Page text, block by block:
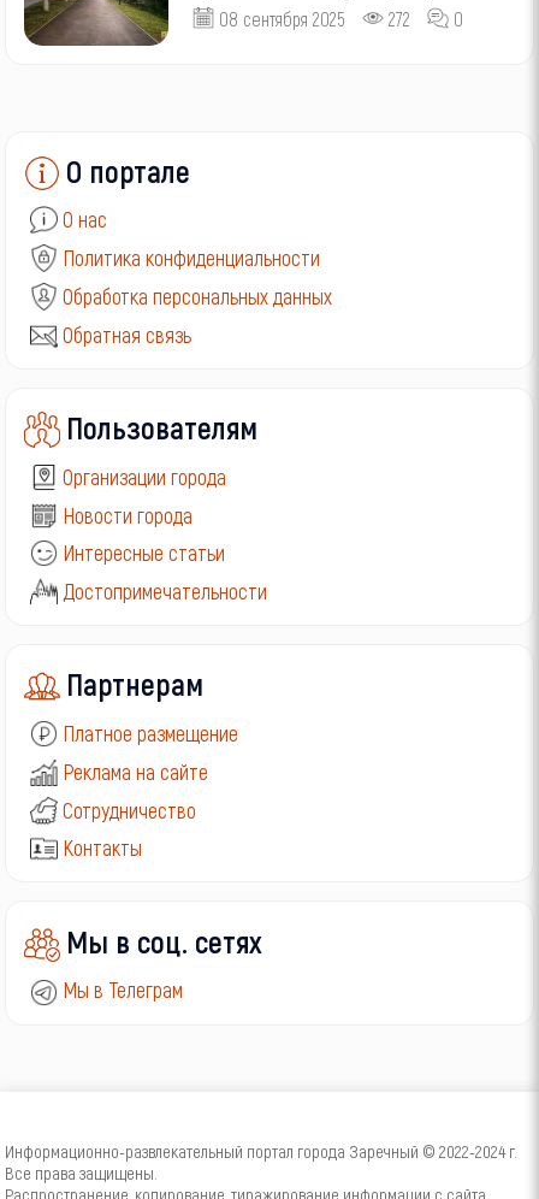
08 сентября 2025 272 0
О портале
О нас
Политика конфиденциальности
Обработка персональных данных
Обратная связь
Пользователям
Организации города
Новости города
Интересные статьи
Достопримечательности
Партнерам
Платное размещение
Реклама на сайте
Сотрудничество
Контакты
Мы в соц. сетях
Мы в Телеграм
Информационно-развлекательный портал города Заречный © 2022-2024 г.
Все права защищены.
Распространение, копирование, тиражирование информации с сайта